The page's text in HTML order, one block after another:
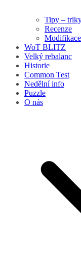
Tipy –
Recenze
WoT BLITZ
Velký rebalanc
Historie
Common Test
Nedělní info
Puzzle
O nás